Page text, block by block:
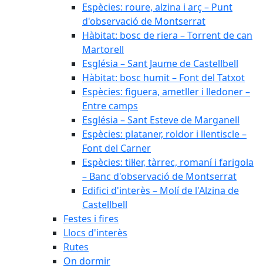
Espècies: roure, alzina i arç – Punt
d'observació de Montserrat
Hàbitat: bosc de riera – Torrent de can
Martorell
Església – Sant Jaume de Castellbell
Hàbitat: bosc humit – Font del Tatxot
Espècies: figuera, ametller i lledoner –
Entre camps
Església – Sant Esteve de Marganell
Espècies: plataner, roldor i llentiscle –
Font del Carner
Espècies: til·ler, tàrrec, romaní i farigola
– Banc d'observació de Montserrat
Edifici d'interès – Molí de l'Alzina de
Castellbell
Festes i fires
Llocs d'interès
Rutes
On dormir